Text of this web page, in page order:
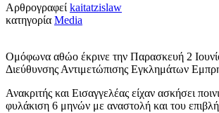
Αρθρογραφεί kaitatzislaw
κατηγορία Media
Ομόφωνα αθώο έκρινε την Παρασκευή 2
Διεύθυνσης Αντιμετώπισης Εγκλημάτων
Ανακριτής και Εισαγγελέας είχαν ασκήσει
φυλάκιση 6 μηνών με αναστολή και του